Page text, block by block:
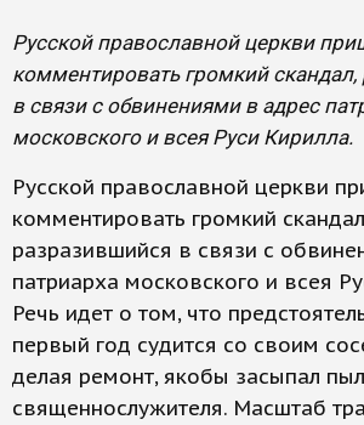
Русской православной церкви
комментировать громкий
в связи с обвинениями в адрес
московского и всея Руси Кирилла.
Русской православной церкви
комментировать громкий
разразившийся в связи с
патриарха московского и всея
Речь идет о том, что
первый год судится со своим
делая ремонт, якобы засыпал
священнослужителя. Масштаб